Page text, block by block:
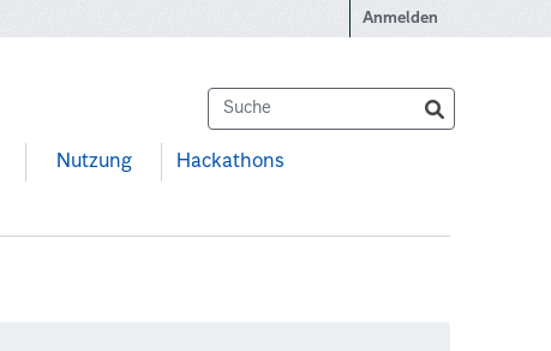
Anmelden
Nutzung Hackathons